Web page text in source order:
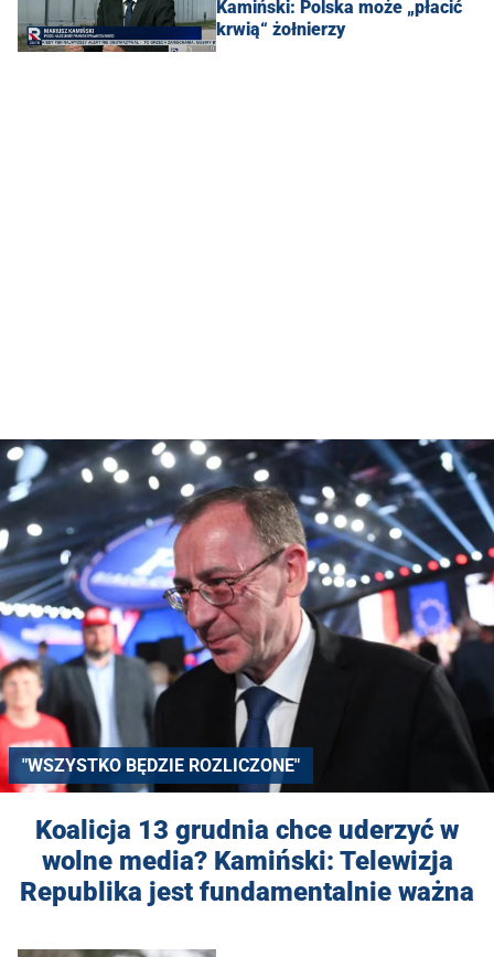
Kamiński: Polska może „płacić
krwią“ żołnierzy
"WSZYSTKO BĘDZIE ROZLICZONE"
Koalicja 13 grudnia chce uderzyć w
wolne media? Kamiński: Telewizja
Republika jest fundamentalnie ważna